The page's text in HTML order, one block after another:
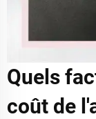
Quels
coût de